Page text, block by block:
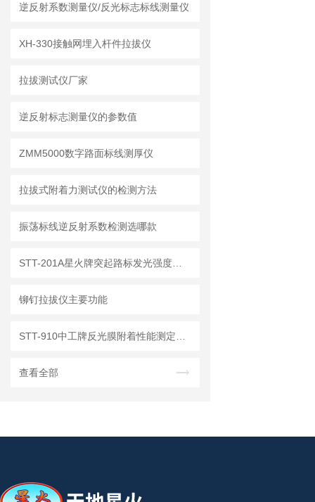
逆反射系数测量仪/反光标志标线测量仪
XH-330接触网埋入杆件拉拔仪
拉拔测试仪厂家
逆反射标志测量仪的参数值
ZMM5000数字路面标线测厚仪
拉拔式附着力测试仪的检测方法
振荡标线逆反射系数检测选哪款
铆钉拉拔仪主要功能
查看全部